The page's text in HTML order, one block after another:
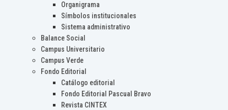
Organigrama
Símbolos institucionales
Sistema administrativo
Balance Social
Campus Universitario
Campus Verde
Fondo Editorial
Catálogo editorial
Fondo Editorial Pascual Bravo
Revista CINTEX